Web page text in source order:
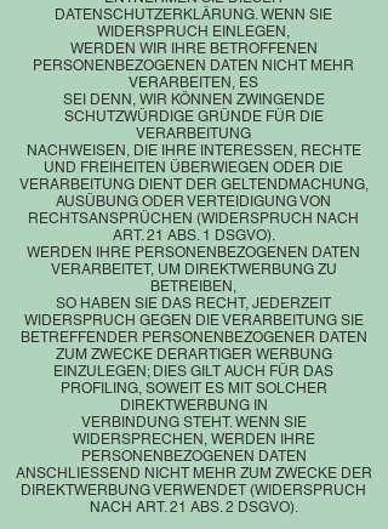
DATENSCHUTZERKLÄRUNG. WENN SIE
WIDERSPRUCH EINLEGEN,
WERDEN WIR IHRE BETROFFENEN
PERSONENBEZOGENEN DATEN NICHT MEHR
VERARBEITEN, ES
SEI DENN, WIR KÖNNEN ZWINGENDE
SCHUTZWÜRDIGE GRÜNDE FÜR DIE
VERARBEITUNG
NACHWEISEN, DIE IHRE INTERESSEN, RECHTE
UND FREIHEITEN ÜBERWIEGEN ODER DIE
VERARBEITUNG DIENT DER GELTENDMACHUNG,
AUSÜBUNG ODER VERTEIDIGUNG VON
RECHTSANSPRÜCHEN (WIDERSPRUCH NACH
ART. 21 ABS. 1 DSGVO).
WERDEN IHRE PERSONENBEZOGENEN DATEN
VERARBEITET, UM DIREKTWERBUNG ZU
BETREIBEN,
SO HABEN SIE DAS RECHT, JEDERZEIT
WIDERSPRUCH GEGEN DIE VERARBEITUNG SIE
BETREFFENDER PERSONENBEZOGENER DATEN
ZUM ZWECKE DERARTIGER WERBUNG
EINZULEGEN; DIES GILT AUCH FÜR DAS
PROFILING, SOWEIT ES MIT SOLCHER
DIREKTWERBUNG IN
VERBINDUNG STEHT. WENN SIE
WIDERSPRECHEN, WERDEN IHRE
PERSONENBEZOGENEN DATEN
ANSCHLIESSEND NICHT MEHR ZUM ZWECKE DER
DIREKTWERBUNG VERWENDET (WIDERSPRUCH
NACH ART. 21 ABS. 2 DSGVO).